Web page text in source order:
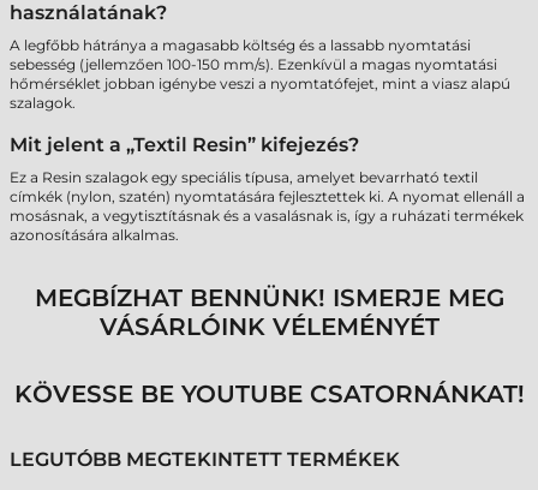
használatának?
A legfőbb hátránya a magasabb költség és a lassabb nyomtatási
sebesség (jellemzően 100-150 mm/s). Ezenkívül a magas nyomtatási
hőmérséklet jobban igénybe veszi a nyomtatófejet, mint a viasz alapú
szalagok.
Mit jelent a „Textil Resin” kifejezés?
Ez a Resin szalagok egy speciális típusa, amelyet bevarrható textil
címkék (nylon, szatén) nyomtatására fejlesztettek ki. A nyomat ellenáll a
mosásnak, a vegytisztításnak és a vasalásnak is, így a ruházati termékek
azonosítására alkalmas.
MEGBÍZHAT BENNÜNK! ISMERJE MEG
VÁSÁRLÓINK VÉLEMÉNYÉT
KÖVESSE BE YOUTUBE CSATORNÁNKAT!
LEGUTÓBB MEGTEKINTETT TERMÉKEK